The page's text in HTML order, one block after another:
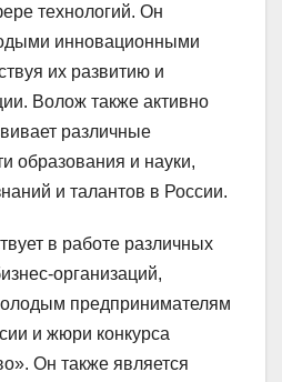
технологий. Он
инновационными
их развитию и
Волож также активно
различные
образования и науки,
и талантов в России.
в работе различных
организаций,
предпринимателям
и жюри конкурса
Он также является